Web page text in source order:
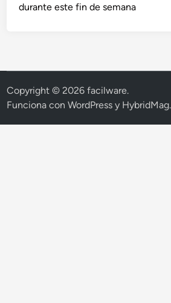
durante este fin de semana
Copyright © 2026facilware.
Funciona conWordPress y HybridMag.